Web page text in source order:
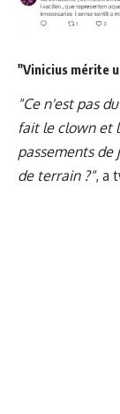
"Vinicius mérite
"Ce n'est pas
fait le clown et
passements
de terrain ?", a